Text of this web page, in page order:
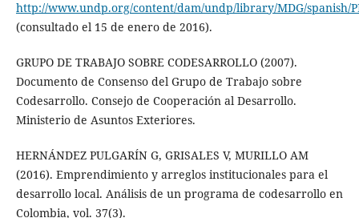
http://www.undp.org/content/dam/undp/library/MDG/spanish/
(consultado el 15 de enero de 2016).
GRUPO DE TRABAJO SOBRE CODESARROLLO (2007).
Documento de Consenso del Grupo de Trabajo sobre
Codesarrollo. Consejo de Cooperación al Desarrollo.
Ministerio de Asuntos Exteriores.
HERNÁNDEZ PULGARÍN G, GRISALES V, MURILLO AM
(2016). Emprendimiento y arreglos institucionales para el
desarrollo local. Análisis de un programa de codesarrollo en
Colombia, vol. 37(3).